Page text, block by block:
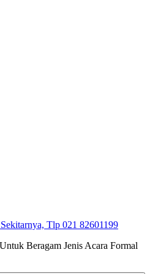
Tlp 021 82601199
Beragam Jenis Acara Formal